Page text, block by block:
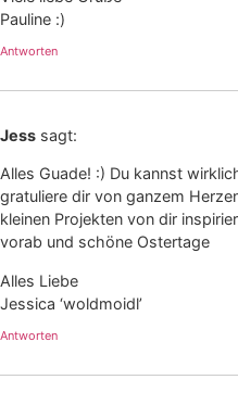
Pauline :)
Antworten
Jess sagt:
Alles Guade! :) Du kannst
gratuliere dir von ganzem
kleinen Projekten von dir
vorab und schöne Ostertage
Alles Liebe
Jessica ‘woldmoidl’
Antworten